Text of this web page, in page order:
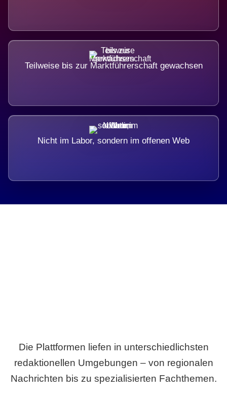
Teilweise bis zur Marktführerschaft gewachsen
Nicht im Labor, sondern im offenen Web
Die Plattformen liefen in unterschiedlichsten
redaktionellen Umgebungen – von regionalen
Nachrichten bis zu spezialisierten Fachthemen.